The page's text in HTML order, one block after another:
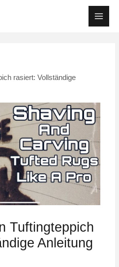
rasiert: Vollständige
Tuftingteppich
Anleitung